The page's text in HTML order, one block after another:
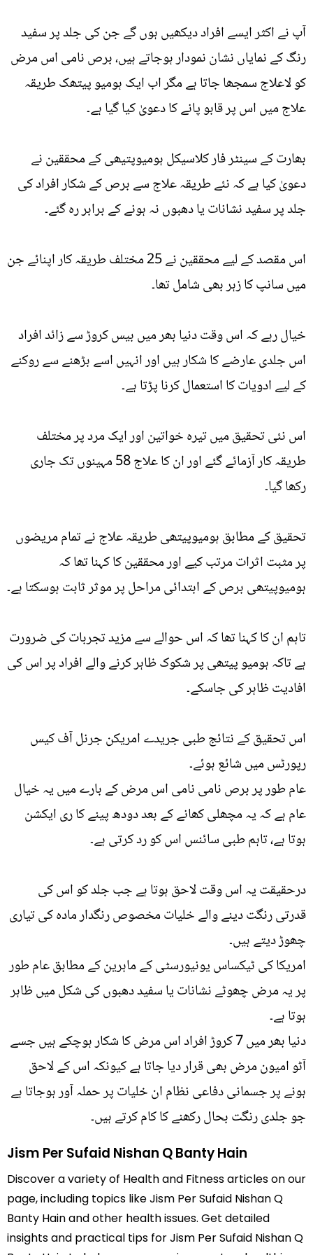
آپ نے اکثر ایسے افراد دیکھیں ہوں گے جن کی جلد پر سفید
رنگ کے نمایاں نشان نمودار ہوجاتے ہیں، برص نامی اس مرض
کو لاعلاج سمجھا جاتا ہے مگر اب ایک ہومیو پیتھک طریقہ
علاج میں اس پر قابو پانے کا دعویٰ کیا گیا ہے۔
بھارت کے سینٹر فار کلاسیکل ہومیوپتیھی کے محققین نے
دعویٰ کیا ہے کہ نئے طریقہ علاج سے برص کے شکار افراد کی
جلد پر سفید نشانات یا دھبوں نہ ہونے کے برابر رہ گئے۔
اس مقصد کے لیے محققین نے 25 مختلف طریقہ کار اپنائے جن
میں سانپ کا زہر بھی شامل تھا۔
خیال رہے کہ اس وقت دنیا بھر میں بیس کروڑ سے زائد افراد
اس جلدی عارضے کا شکار ہیں اور انہیں اسے بڑھنے سے روکنے
کے لیے ادویات کا استعمال کرنا پڑتا ہے۔
اس نئی تحقیق میں تیرہ خواتین اور ایک مرد پر مختلف
طریقہ کار آزمائے گئے اور ان کا علاج 58 مہینوں تک جاری
رکھا گیا۔
تحقیق کے مطابق ہومیوپیتھی طریقہ علاج نے تمام مریضوں
پر مثبت اثرات مرتب کیے اور محققین کا کہنا تھا کہ
ہومیوپیتھی برص کے ابتدائی مراحل پر موثر ثابت ہوسکتا ہے۔
تاہم ان کا کہنا تھا کہ اس حوالے سے مزید تجربات کی ضرورت
ہے تاکہ ہومیو پیتھی پر شکوک ظاہر کرنے والے افراد پر اس کی
افادیت ظاہر کی جاسکے۔
اس تحقیق کے نتائج طبی جریدے امریکن جرنل آف کیس
رپورٹس میں شائع ہوئے۔
عام طور پر برص نامی نامی اس مرض کے بارے میں یہ خیال
عام ہے کہ یہ مچھلی کھانے کے بعد دودھ پینے کا ری ایکشن
ہوتا ہے، تاہم طبی سائنس اس کو رد کرتی ہے۔
درحقیقت یہ اس وقت لاحق ہوتا ہے جب جلد کو اس کی
قدرتی رنگت دینے والے خلیات مخصوص رنگدار مادہ کی تیاری
چھوڑ دیتے ہیں۔
امریکا کی ٹیکساس یونیورسٹی کے ماہرین کے مطابق عام طور
پر یہ مرض چھوٹے نشانات یا سفید دھبوں کی شکل میں ظاہر
ہوتا ہے۔
دنیا بھر میں 7 کروڑ افراد اس مرض کا شکار ہوچکے ہیں جسے
آٹو امیون مرض بھی قرار دیا جاتا ہے کیونکہ اس کے لاحق
ہونے پر جسمانی دفاعی نظام ان خلیات پر حملہ آور ہوجاتا ہے
جو جلدی رنگت بحال رکھنے کا کام کرتے ہیں۔
Jism Per Sufaid Nishan Q Banty Hain
Discover a variety of Health and Fitness articles on our
page, including topics like Jism Per Sufaid Nishan Q
Banty Hain and other health issues. Get detailed
insights and practical tips for Jism Per Sufaid Nishan Q